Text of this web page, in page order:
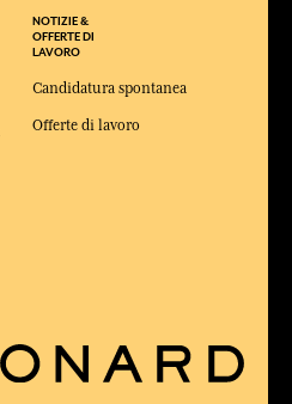
NOTIZIE &
OFFERTE DI
LAVORO
Candidatura spontanea
Offerte di lavoro